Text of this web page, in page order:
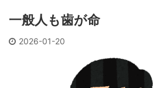
一般人も歯が命
2026-01-20